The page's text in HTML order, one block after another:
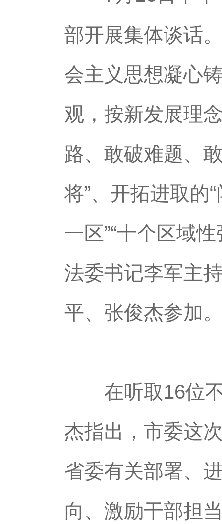
部开展集体谈话
会主义思想凝心
观，按新发展理
路、敢破难题、
将”、开拓进取的
一区”“十个区域
法委书记李军主
平、张俊杰参加
在听取16位不
杰指出，市委这
省委有关部署、
向、激励干部担